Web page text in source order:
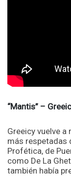
“Mantis” –
Greeicy vuelve a
más respetadas
Profética, de
como De La
también había